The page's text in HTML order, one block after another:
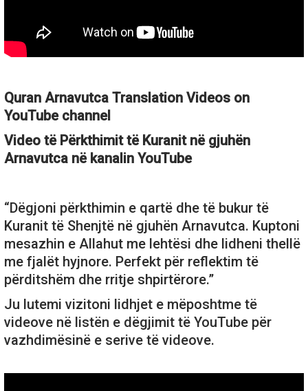
Quran Arnavutca Translation Videos on
YouTube channel
Video të Përkthimit të Kuranit në gjuhën
Arnavutca në kanalin YouTube
“Dëgjoni përkthimin e qartë dhe të bukur të
Kuranit të Shenjtë në gjuhën Arnavutca. Kuptoni
mesazhin e Allahut me lehtësi dhe lidheni thellë
me fjalët hyjnore. Perfekt për reflektim të
përditshëm dhe rritje shpirtërore.”
Ju lutemi vizitoni lidhjet e mëposhtme të
videove në listën e dëgjimit të YouTube për
vazhdimësinë e serive të videove.